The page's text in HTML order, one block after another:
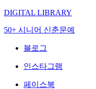
DIGITAL LIBRARY
50+ 시니어 신춘문예
블로그
인스타그램
페이스북